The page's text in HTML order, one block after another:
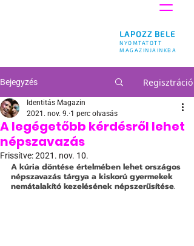
LAPOZZ BELE
NYOMTATOTT
MAGAZINJAINKBA
Bejegyzés Regisztráció
A legégetőbb kérdésről lehet
népszavazás
Identitás Magazin
2021. nov. 9. 1 perc olvasás
Frissítve:2021. nov. 10.
A kúria döntése értelmében lehet országos
népszavazás tárgya a kiskorú gyermekek
nemátalakító kezelésének népszerűsítése.